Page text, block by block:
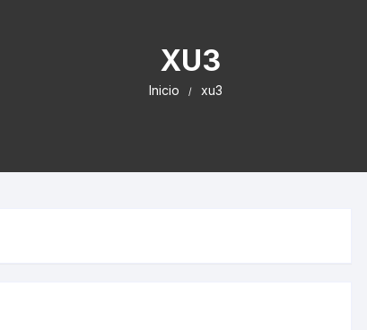
XU3
Inicio xu3